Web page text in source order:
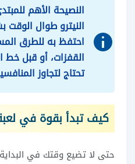
النصيحة الأهم
النيترو طوال
احتفظ به للطرق
القفزات، أو قبل خط
تحتاج لتجاوز
كيف تبدأ بقوة في لعبة
حتى لا تضيع وقتك في